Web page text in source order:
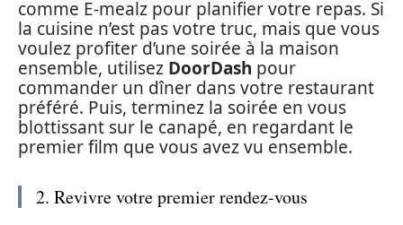
comme E-mealz pour planifier votre repas. Si
la cuisine n’est pas votre truc, mais que vous
voulez profiter d’une soirée à la maison
ensemble, utilisez DoorDash pour
commander un dîner dans votre restaurant
préféré. Puis, terminez la soirée en vous
blottissant sur le canapé, en regardant le
premier film que vous avez vu ensemble.
2. Revivre votre premier rendez-vous